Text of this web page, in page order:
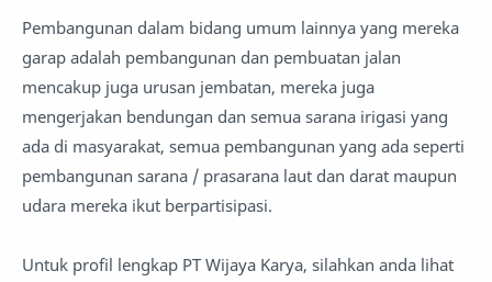
Pembangunan dalam bidang umum lainnya yang mereka
garap adalah pembangunan dan pembuatan jalan
mencakup juga urusan jembatan, mereka juga
mengerjakan bendungan dan semua sarana irigasi yang
ada di masyarakat, semua pembangunan yang ada seperti
pembangunan sarana / prasarana laut dan darat maupun
udara mereka ikut berpartisipasi.
Untuk profil lengkap PT Wijaya Karya, silahkan anda lihat